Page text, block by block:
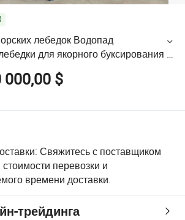
лебедок Водопад
для якорного буксирования и
000,00 $
Свяжитесь с поставщиком
перевозки и
времени доставки.
трейдинга